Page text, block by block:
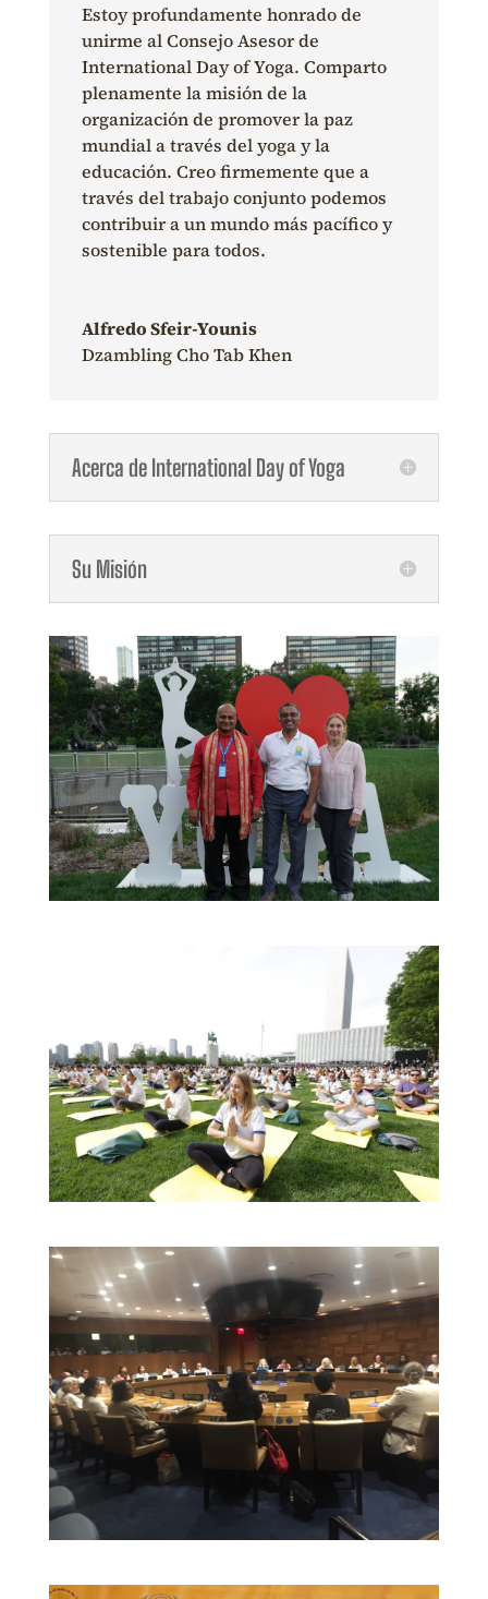
Estoy profundamente honrado de
unirme al Consejo Asesor de
InternationalDayofYoga. Comparto
plenamente la misión de la
organización de promover la paz
mundial a través delyogay la
educación. Creo firmemente que a
través del trabajo conjunto podemos
contribuir a un mundo más pacífico y
sostenible para todos.
Alfredo Sfeir-Younis
Dzambling Cho Tab Khen
Acerca de International Day of Yoga
Su Misión